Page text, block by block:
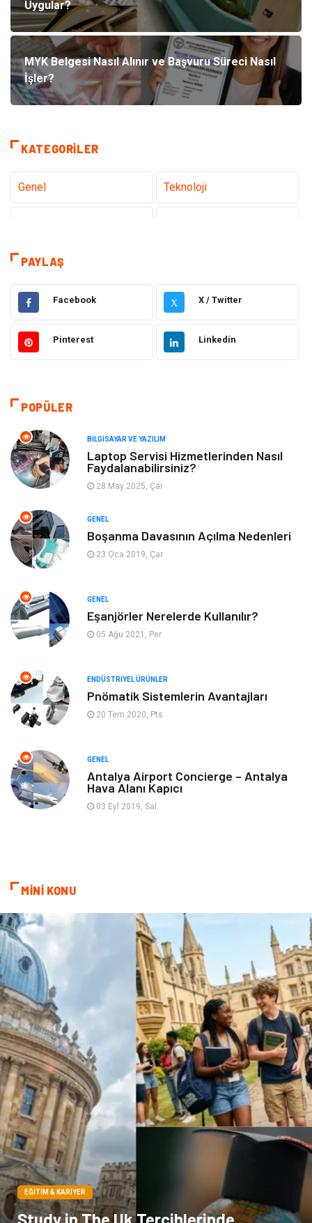
Uygular?
MYK Belgesi Nasıl Alınır ve Başvuru Süreci Nasıl
İşler?
KATEGORILER
Genel Teknoloji
Dekorasyon
Elektrik Elektronik Ulaşım ve Taşımacılık
Gıda Eğitim & Kariyer
Hukuk
Giyim Turizm
Otomotiv Eğitim Kurumları
Yapı İnşaat
Emlak Maden ve Metal
Mobilya Hizmet
Endüstriyel Ürünler
Aksesuar Bahçe Ev
Ambalaj
Markalar
Telekomünikasyon Basın Yayın
Dernekler ve Birlikler
Kiralama Servisleri Alüminyum
Doğal Enerji Kaynakları İşitme
Hediyelik Eşya Veteriner
Pazarlama Moda
PAYLAŞ
Facebook X X / Twitter
Pinterest Linkedin
POPÜLER
BILGISAYAR VE YAZILIM
Laptop Servisi Hizmetlerinden Nasıl
Faydalanabilirsiniz?
28 May 2025, Çar
GENEL
Boşanma Davasının Açılma Nedenleri
23 Oca 2019, Çar
GENEL
Eşanjörler Nerelerde Kullanılır?
05 Ağu 2021, Per
ENDÜSTRIYEL ÜRÜNLER
Pnömatik Sistemlerin Avantajları
20 Tem 2020, Pts
GENEL
Antalya Airport Concierge – Antalya
Hava Alanı Kapıcı
03 Eyl 2019, Sal
MİNİ KONU
EĞITIM & KARIYER